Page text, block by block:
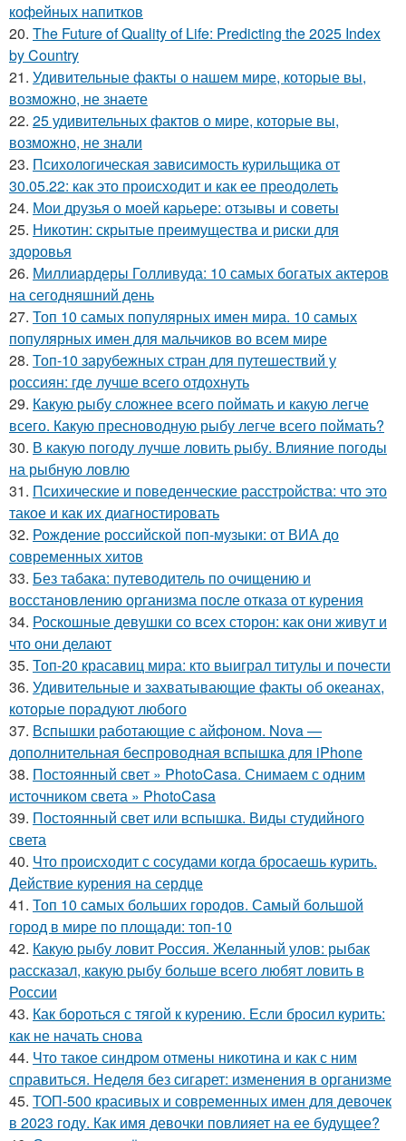
кофейных напитков
20. The Future of Quality of Life: Predicting the 2025 Index
by Country
21. Удивительные факты о нашем мире, которые вы,
возможно, не знаете
22. 25 удивительных фактов о мире, которые вы,
возможно, не знали
23. Психологическая зависимость курильщика от
30.05.22: как это происходит и как ее преодолеть
24. Мои друзья о моей карьере: отзывы и советы
25. Никотин: скрытые преимущества и риски для
здоровья
26. Миллиардеры Голливуда: 10 самых богатых актеров
на сегодняшний день
27. Топ 10 самых популярных имен мира. 10 самых
популярных имен для мальчиков во всем мире
28. Топ-10 зарубежных стран для путешествий у
россиян: где лучше всего отдохнуть
29. Какую рыбу сложнее всего поймать и какую легче
всего. Какую пресноводную рыбу легче всего поймать?
30. В какую погоду лучше ловить рыбу. Влияние погоды
на рыбную ловлю
31. Психические и поведенческие расстройства: что это
такое и как их диагностировать
32. Рождение российской поп-музыки: от ВИА до
современных хитов
33. Без табака: путеводитель по очищению и
восстановлению организма после отказа от курения
34. Роскошные девушки со всех сторон: как они живут и
что они делают
35. Топ-20 красавиц мира: кто выиграл титулы и почести
36. Удивительные и захватывающие факты об океанах,
которые порадуют любого
37. Вспышки работающие с айфоном. Nova —
дополнительная беспроводная вспышка для iPhone
38. Постоянный свет » PhotoCasa. Снимаем с одним
источником света » PhotoCasa
39. Постоянный свет или вспышка. Виды студийного
света
40. Что происходит с сосудами когда бросаешь курить.
Действие курения на сердце
41. Топ 10 самых больших городов. Самый большой
город в мире по площади: топ-10
42. Какую рыбу ловит Россия. Желанный улов: рыбак
рассказал, какую рыбу больше всего любят ловить в
России
43. Как бороться с тягой к курению. Если бросил курить:
как не начать снова
44. Что такое синдром отмены никотина и как с ним
справиться. Неделя без сигарет: изменения в организме
45. ТОП-500 красивых и современных имен для девочек
в 2023 году. Как имя девочки повлияет на ее будущее?